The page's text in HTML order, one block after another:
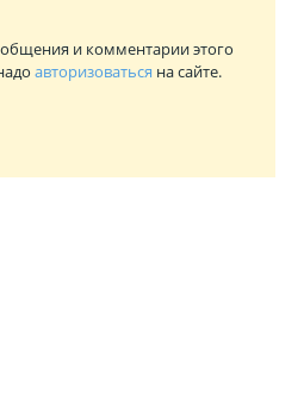
и комментарии этого
авторизоваться на сайте.